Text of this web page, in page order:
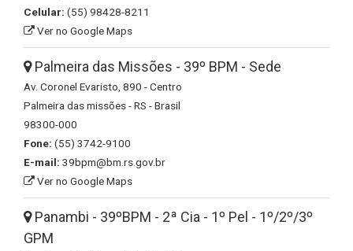
Celular: (55) 98428-8211
Ver no Google Maps
Palmeira das Missões - 39º BPM - Sede
Av. Coronel Evaristo, 890 - Centro
Palmeira das missões - RS - Brasil
98300-000
Fone: (55) 3742-9100
E-mail: 39bpm@bm.rs.gov.br
Ver no Google Maps
Panambi - 39ºBPM - 2ª Cia - 1º Pel - 1º/2º/3º
GPM